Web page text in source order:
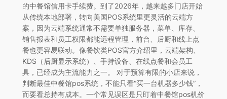
的中餐馆信用卡手续费。到了2026年，越来越多门店开始
从传统本地部署，转向美国POS系统里更灵活的云端方
案，因为云端系统通常不需要单独服务器，菜单、库存、
销售报表和员工权限都能远程管理，前台、后厨和线上点
餐也更容易联动。像餐饮类POS官方介绍里，云端架构、
KDS（后厨显示系统）、手持设备、在线点餐和会员工
具，已经成为主流能力之一。 对于预算有限的小店来说，
判断最佳中餐馆pos系统，不能只看“买一台机器多少钱”，
而要看总持有成本。一个常见误区是只盯着中餐馆pos机价